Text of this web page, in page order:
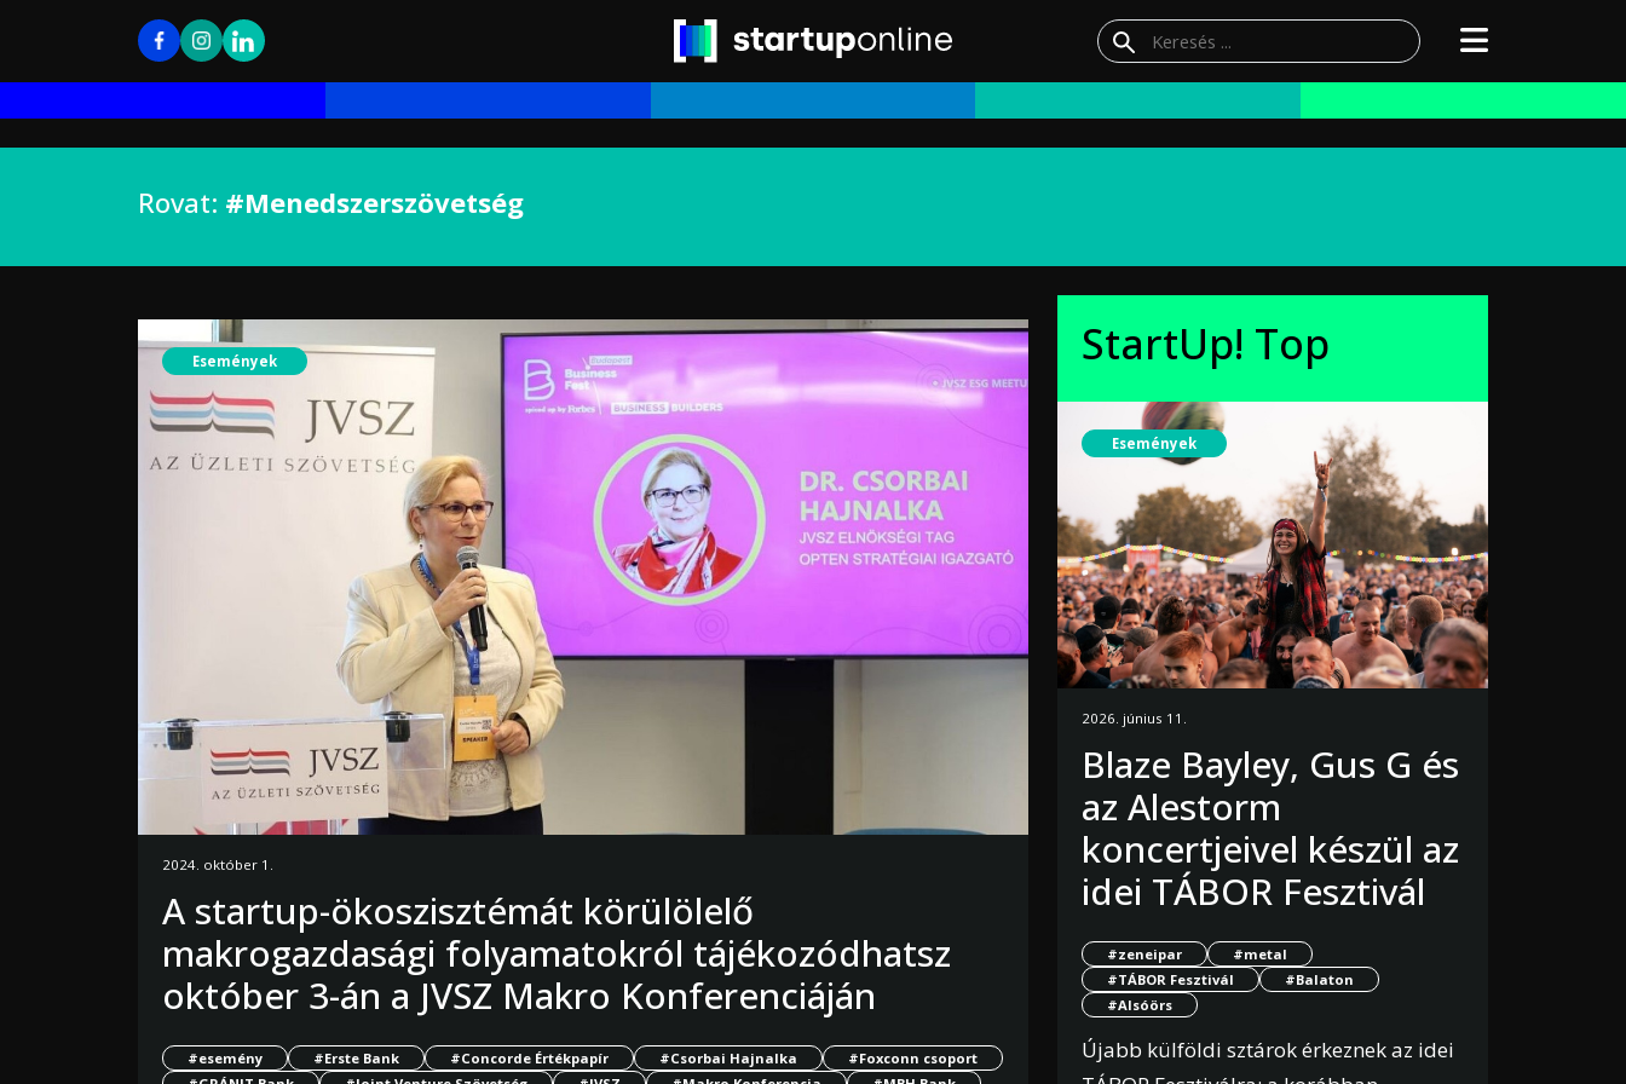
Rovat: #Menedszerszövetség
Események
2024. október 1.
A startup-ökoszisztémát körülölelő
makrogazdasági folyamatokról tájékozódhatsz
október 3-án a JVSZ Makro Konferenciáján
#esemény #Erste Bank #Concorde Értékpapír #Csorbai Hajnalka
#Foxconn csoport
StartUp! Top
Események
2026. június 11.
Blaze Bayley, Gus G és
az Alestorm
koncertjeivel készül az
idei TÁBOR Fesztivál
#zeneipar
#metal
#TÁBOR Fesztivál
#Balaton
#Alsóörs
Újabb külföldi sztárok érkeznek az idei